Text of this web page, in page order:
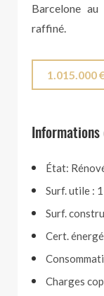
Barcelone
raffiné.
1.015.000
État:
Surf. utile :
Surf.
Cert.
Charges